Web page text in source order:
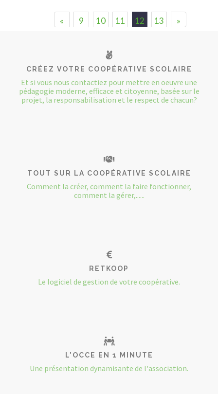
« 9 10 11 12 13 »
CRÉEZ VOTRE COOPÉRATIVE SCOLAIRE
Et si vous nous contactiez pour mettre en oeuvre une
pédagogie moderne, efficace et citoyenne, basée sur le
projet, la responsabilisation et le respect de chacun?
TOUT SUR LA COOPÉRATIVE SCOLAIRE
Comment la créer, comment la faire fonctionner,
comment la gérer,......
RETKOOP
Le logiciel de gestion de votre coopérative.
L'OCCE EN 1 MINUTE
Une présentation dynamisante de l'association.